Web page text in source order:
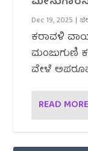
Dec 19, 2025 |
ಕರಾವಳಿ
ಮಂಜುಗುಣಿ
ವೇಳೆ
READ MORE